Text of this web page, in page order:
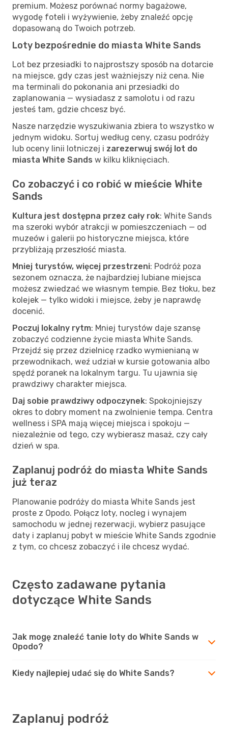
premium. Możesz porównać normy bagażowe,
wygodę foteli i wyżywienie, żeby znaleźć opcję
dopasowaną do Twoich potrzeb.
Loty bezpośrednie do miasta White Sands
Lot bez przesiadki to najprostszy sposób na dotarcie
na miejsce, gdy czas jest ważniejszy niż cena. Nie
ma terminali do pokonania ani przesiadki do
zaplanowania — wysiadasz z samolotu i od razu
jesteś tam, gdzie chcesz być.
Nasze narzędzie wyszukiwania zbiera to wszystko w
jednym widoku. Sortuj według ceny, czasu podróży
lub oceny linii lotniczej i zarezerwuj swój lot do
miasta White Sands w kilku kliknięciach.
Co zobaczyć i co robić w mieście White
Sands
Kultura jest dostępna przez cały rok: White Sands
ma szeroki wybór atrakcji w pomieszczeniach — od
muzeów i galerii po historyczne miejsca, które
przybliżają przeszłość miasta.
Mniej turystów, więcej przestrzeni: Podróż poza
sezonem oznacza, że najbardziej lubiane miejsca
możesz zwiedzać we własnym tempie. Bez tłoku, bez
kolejek — tylko widoki i miejsce, żeby je naprawdę
docenić.
Poczuj lokalny rytm: Mniej turystów daje szansę
zobaczyć codzienne życie miasta White Sands.
Przejdź się przez dzielnicę rzadko wymienianą w
przewodnikach, weź udział w kursie gotowania albo
spędź poranek na lokalnym targu. Tu ujawnia się
prawdziwy charakter miejsca.
Daj sobie prawdziwy odpoczynek: Spokojniejszy
okres to dobry moment na zwolnienie tempa. Centra
wellness i SPA mają więcej miejsca i spokoju —
niezależnie od tego, czy wybierasz masaż, czy cały
dzień w spa.
Zaplanuj podróż do miasta White Sands
już teraz
Planowanie podróży do miasta White Sands jest
proste z Opodo. Połącz loty, nocleg i wynajem
samochodu w jednej rezerwacji, wybierz pasujące
daty i zaplanuj pobyt w mieście White Sands zgodnie
z tym, co chcesz zobaczyć i ile chcesz wydać.
Często zadawane pytania
dotyczące White Sands
Jak mogę znaleźć tanie loty do White Sands w
Opodo?
Kiedy najlepiej udać się do White Sands?
Zaplanuj podróż